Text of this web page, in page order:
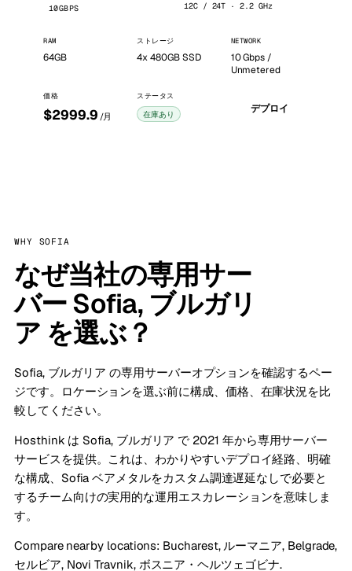
10GBPS 12C / 24T · 2.2 GHz
RAM
64GB
ストレージ
4x 480GB SSD
NETWORK
10 Gbps /
Unmetered
価格
$2999.9 /月
ステータス
在庫あり デプロイ
WHY SOFIA
なぜ当社の専用サー
バー Sofia, ブルガリ
ア を選ぶ？
Sofia, ブルガリア の専用サーバーオプションを確認するペー
ジです。ロケーションを選ぶ前に構成、価格、在庫状況を比
較してください。
Hosthink は Sofia, ブルガリア で 2021 年から専用サーバー
サービスを提供。これは、わかりやすいデプロイ経路、明確
な構成、Sofia ベアメタルをカスタム調達遅延なしで必要と
するチーム向けの実用的な運用エスカレーションを意味しま
す。
Compare nearby locations: Bucharest, ルーマニア, Belgrade,
セルビア, Novi Travnik, ボスニア・ヘルツェゴビナ.